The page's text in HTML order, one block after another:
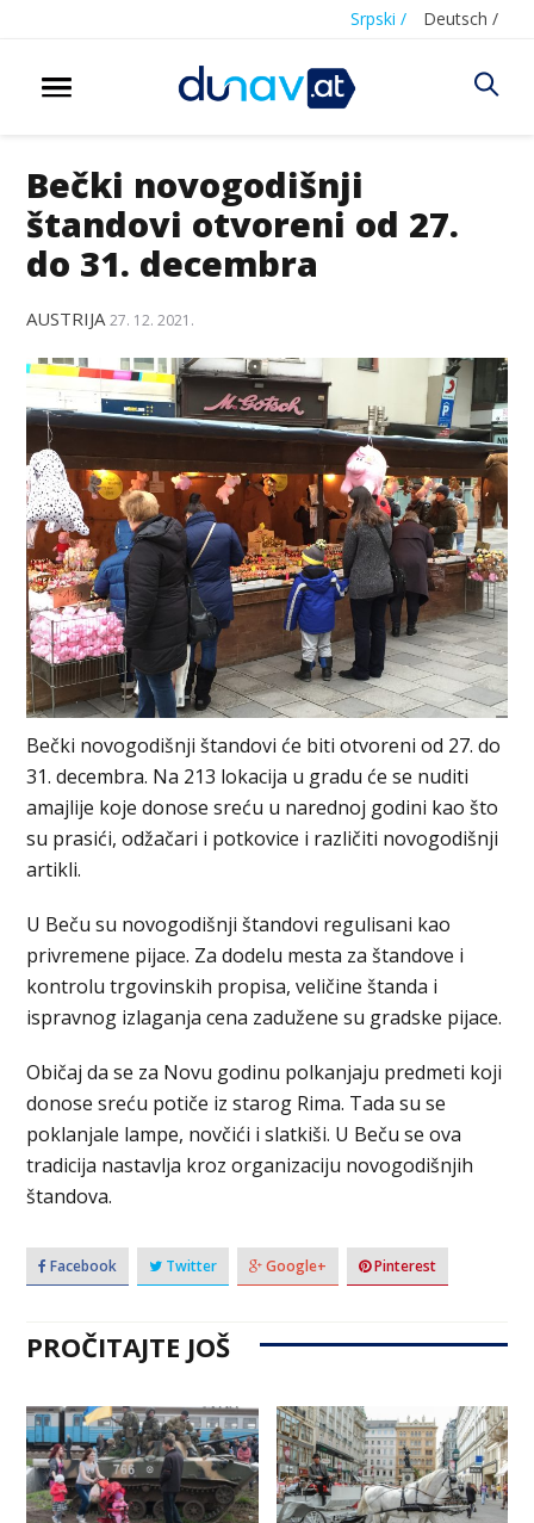
Srpski / Deutsch /
Bečki novogodišnji
štandovi otvoreni od 27.
do 31. decembra
AUSTRIJA 27. 12. 2021.
Bečki novogodišnji štandovi će biti otvoreni od 27. do
31. decembra. Na 213 lokacija u gradu će se nuditi
amajlije koje donose sreću u narednoj godini kao što
su prasići, odžačari i potkovice i različiti novogodišnji
artikli.
U Beču su novogodišnji štandovi regulisani kao
privremene pijace. Za dodelu mesta za štandove i
kontrolu trgovinskih propisa, veličine štanda i
ispravnog izlaganja cena zadužene su gradske pijace.
Običaj da se za Novu godinu polkanjaju predmeti koji
donose sreću potiče iz starog Rima. Tada su se
poklanjale lampe, novčići i slatkiši. U Beču se ova
tradicija nastavlja kroz organizaciju novogodišnjih
štandova.
Facebook Twitter Google+ Pinterest
PROČITAJTE JOŠ